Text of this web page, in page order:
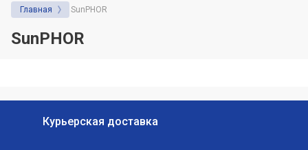
бизнеса: на что обратить внимание
Главная SunPHOR
SunPHOR
Курьерская доставка